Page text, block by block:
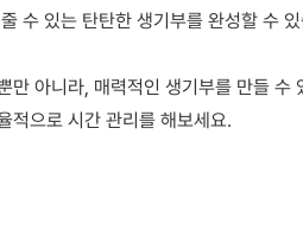
수 있는 탄탄한 생기부를 완성할 수
만 아니라, 매력적인 생기부를 만들
적으로 시간 관리를 해보세요.